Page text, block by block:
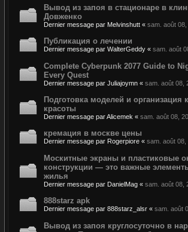
Вывод из запоя в стационаре в
Довженко
Dernier message par Melvinshutt « sam. août
Публикация о лечении
Dernier message par WalterGeddy « sam. août
Complete Cyberpunk 2077 Guide to
Every Quest
Dernier message par Juliajoymn « sam. août 08,
Подготовка моделей и организация
красоты
Dernier message parAlicemek « sam. août 08,
кремация в москве цены
Dernier message par Rogerpiore « sam. août 08,
Москитные экраны и пластиковые
конструкции — это важные
жилья
Dernier message par DanielMag « sam. août 08,
888starz apk
Dernier message par 888starz_alsr « sam. août
Вывод из запоя круглосуточно в